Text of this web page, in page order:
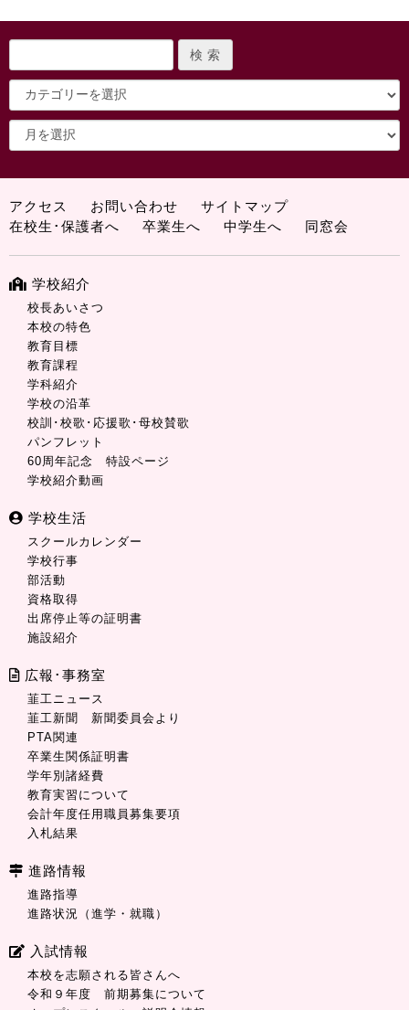
アクセス お問い合わせ
サイトマップ
在校生･保護者へ
卒業生へ 中学生へ 同窓会
学校紹介
校長あいさつ
本校の特色
教育目標
教育課程
学科紹介
学校の沿革
校訓･校歌･応援歌･母校賛歌
パンフレット
60周年記念 特設ページ
学校紹介動画
学校生活
スクールカレンダー
学校行事
部活動
資格取得
出席停止等の証明書
施設紹介
広報･事務室
韮工ニュース
韮工新聞 新聞委員会より
PTA関連
卒業生関係証明書
学年別諸経費
教育実習について
会計年度任用職員募集要項
入札結果
進路情報
進路指導
進路状況（進学・就職）
入試情報
本校を志願される皆さんへ
令和９年度 前期募集について